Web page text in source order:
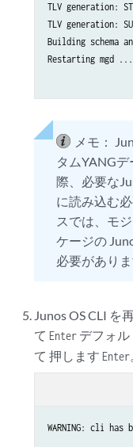
TLV generation:
TLV generation:
Building schema
Restarting mgd ...
メモ：
タムYANG
際、必要な
に読み込む
スでは、モ
ケージの
必要がありま
Junos OS CLI を
てEnter デフォ
て 押しますEnter
WARNING: cli has